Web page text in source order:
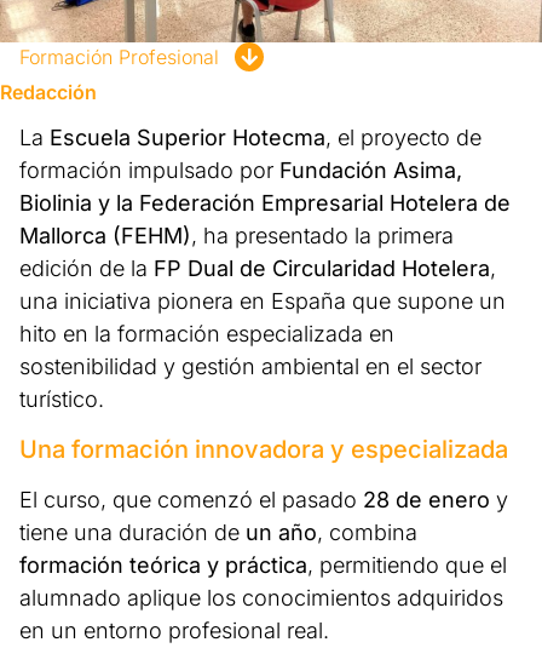
Formación Profesional
Redacción
La Escuela Superior Hotecma, el proyecto de
formación impulsado por Fundación Asima,
Biolinia y la Federación Empresarial Hotelera de
Mallorca (FEHM), ha presentado la primera
edición de la FP Dual de Circularidad Hotelera,
una iniciativa pionera en España que supone un
hito en la formación especializada en
sostenibilidad y gestión ambiental en el sector
turístico.
Una formación innovadora y especializada
El curso, que comenzó el pasado 28 de enero y
tiene una duración de un año, combina
formación teórica y práctica, permitiendo que el
alumnado aplique los conocimientos adquiridos
en un entorno profesional real.